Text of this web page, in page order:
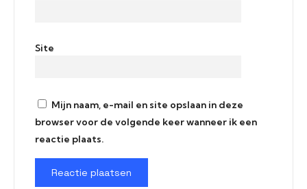
Site
Mijn naam, e-mail en site opslaan in deze
browser voor de volgende keer wanneer ik een
reactie plaats.